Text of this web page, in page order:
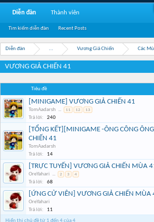
Diễn đàn ... Vương Giả Chiến Các
VƯƠNG GIẢ CHIẾN 41
Tiêu đề
[MINIGAME] VƯƠNG GIẢ CHIẾN 41
TomAadarsh ... 11 12 13
Trả lời: 240
[TỔNG KẾT][MINIGAME -ÔNG CÔNG
CHIẾN 41
TomAadarsh
Trả lời:
14
[TRỰC TUYẾN] VƯƠNG GIẢ CHIẾN MÙA
OreYahari ... 2 3 4
Trả lời: 68
[ỨNG CỬ VIÊN] VƯƠNG GIẢ CHIẾN MÙA
OreYahari
Trả lời:
11
Hiển thị chủ đề từ 1 đến 4 của 4
Diễn đàn
Tìm kiếm diễn đàn Recent Posts
Thành viên